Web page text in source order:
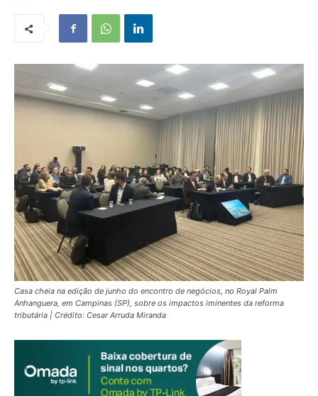
Casa cheia na edição de junho do encontro de negócios, no Royal Palm
Anhanguera, em Campinas (SP), sobre os impactos iminentes da reforma
tributária | Crédito: Cesar Arruda Miranda